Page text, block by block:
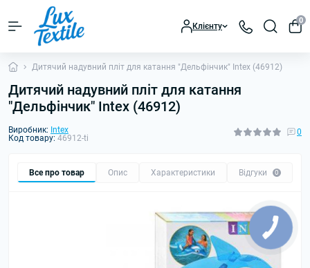
Клієнту
0
Дитячий надувний пліт для катання "Дельфінчик" Intex (46912)
Дитячий надувний пліт для катання
"Дельфінчик" Intex (46912)
Виробник: Intex
Код товару: 46912-ti
0
Все про товар Опис Характеристики Відгуки 0